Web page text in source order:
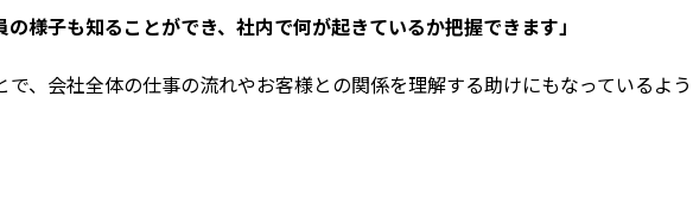
の様子も知ることができ、社内で何が起きているか把握できます」
、会社全体の仕事の流れやお客様との関係を理解する助けにもなっているよう